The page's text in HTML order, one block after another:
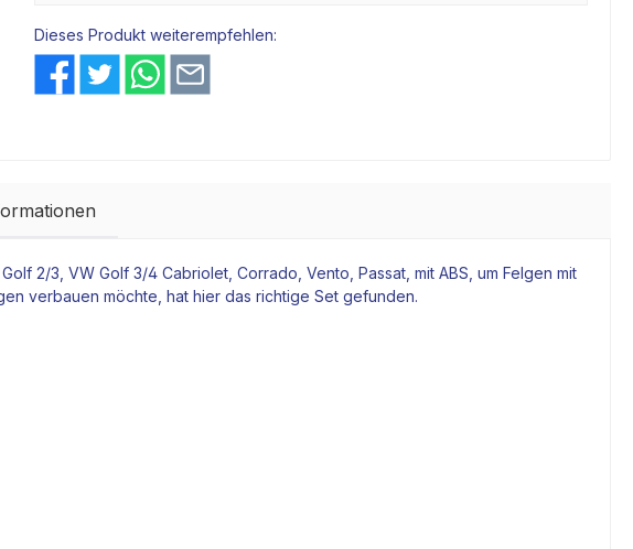
Dieses Produkt weiterempfehlen:
2/3, VW Golf 3/4 Cabriolet, Corrado, Vento, Passat, mit ABS, um Felgen mit
verbauen möchte, hat hier das richtige Set gefunden.